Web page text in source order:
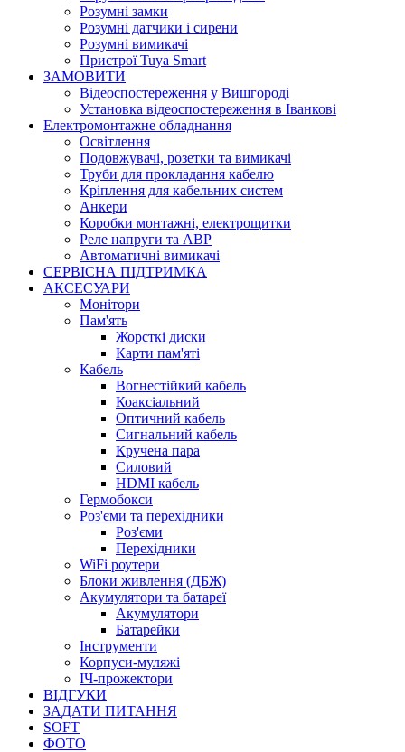
Розумні замки
Розумні датчики і сирени
Розумні вимикачі
Пристрої Tuya Smart
ЗАМОВИТИ
Відеоспостереження у Вишгороді
Установка відеоспостереження в Іванкові
Електромонтажне обладнання
Освітлення
Подовжувачі, розетки та вимикачі
Труби для прокладання кабелю
Кріплення для кабельних систем
Анкери
Коробки монтажні, електрощитки
Реле напруги та АВР
Автоматичні вимикачі
СЕРВІСНА ПІДТРИМКА
АКСЕСУАРИ
Монітори
Пам'ять
Жорсткі диски
Карти пам'яті
Кабель
Вогнестійкий кабель
Коаксіальний
Оптичний кабель
Сигнальний кабель
Кручена пара
Силовий
HDMI кабель
Гермобокси
Роз'єми та перехідники
Роз'єми
Перехідники
WiFi роутери
Блоки живлення (ДБЖ)
Акумулятори та батареї
Акумулятори
Батарейки
Інструменти
Корпуси-муляжі
ІЧ-прожектори
ВІДГУКИ
ЗАДАТИ ПИТАННЯ
SOFT
ФОТО